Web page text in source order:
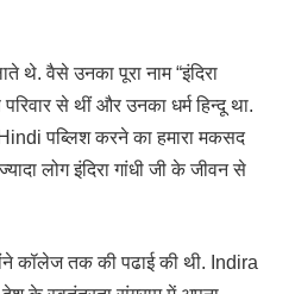
थे. वैसे उनका पूरा नाम “इंदिरा
परिवार से थीं और उनका धर्म हिन्दू था.
पब्लिश करने का हमारा मकसद
लोग इंदिरा गांधी जी के जीवन से
कॉलेज तक की पढाई की थी. Indira